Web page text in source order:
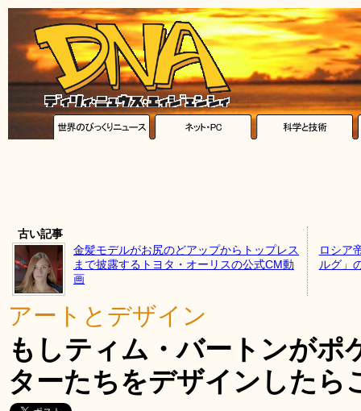
古い記事
金髪モデルがお尻のどアップからトップレス
まで披露するトヨタ・オーリスの公式CM動
画
ロシア
ルグ」
アートとデザイン
もしティム・バートンがポ
ターたちをデザインしたら